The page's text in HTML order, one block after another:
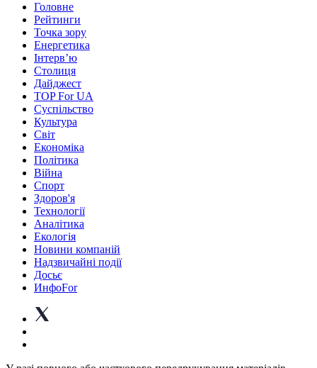
Головне
Рейтинги
Точка зору
Енергетика
Інтерв’ю
Столиця
Дайджест
TOP For UA
Суспiльство
Культура
Світ
Економіка
Політика
Війна
Спорт
Здоров'я
Технології
Аналітика
Екологія
Новини компаній
Надзвичайні події
Досьє
ИнфоFor